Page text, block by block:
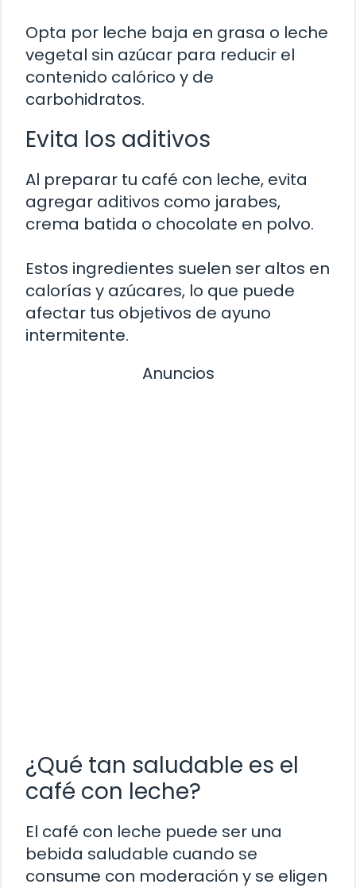
Opta por leche baja en grasa o leche
vegetal sin azúcar para reducir el
contenido calórico y de
carbohidratos.
Evita los aditivos
Al preparar tu café con leche, evita
agregar aditivos como jarabes,
crema batida o chocolate en polvo.
Estos ingredientes suelen ser altos en
calorías y azúcares, lo que puede
afectar tus objetivos de ayuno
intermitente.
Anuncios
¿Qué tan saludable es el
café con leche?
El café con leche puede ser una
bebida saludable cuando se
consume con moderación y se eligen